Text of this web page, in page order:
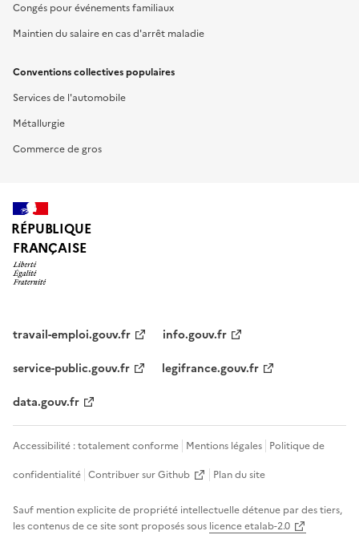
Congés pour événements familiaux
Maintien du salaire en cas d'arrêt maladie
Conventions collectives populaires
Services de l'automobile
Métallurgie
Commerce de gros
RÉPUBLIQUE
FRANÇAISE
travail-emploi.gouv.fr
info.gouv.fr
service-public.gouv.fr
legifrance.gouv.fr
data.gouv.fr
Accessibilité : totalement conforme Mentions légales Politique de
confidentialité Contribuer sur Github Plan du site
Sauf mention explicite de propriété intellectuelle détenue par des tiers,
les contenus de ce site sont proposés sous licence etalab-2.0